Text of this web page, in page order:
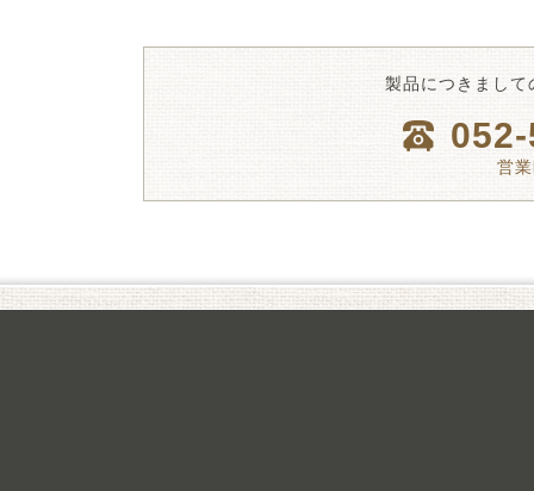
製品につきまし
営